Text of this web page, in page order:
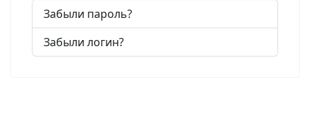
Забыли пароль?
Забыли логин?